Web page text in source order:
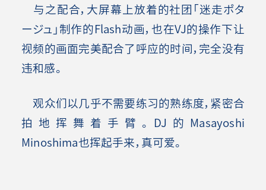
与之配合，大屏幕上放着的社团「迷走ポタ
ージュ」制作的Flash动画，也在VJ的操作下让
视频的画面完美配合了呼应的时间，完全没有
违和感。
观众们以几乎不需要练习的熟练度，紧密合
拍地挥舞着手臂。DJ的Masayoshi
Minoshima也挥起手来，真可爱。